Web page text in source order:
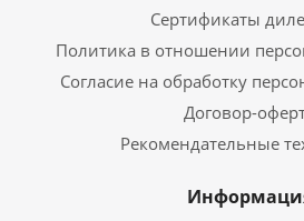
Сертификаты
Политика в отношении
Согласие на обработку
Договор-
Рекомендательные